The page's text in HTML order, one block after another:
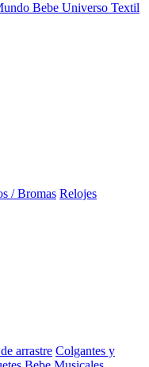
Bebe Universo Textil
/ Bromas Relojes
arrastre Colgantes y